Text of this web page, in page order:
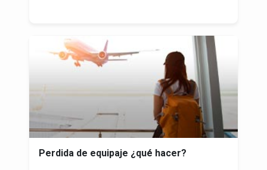
Perdida de equipaje ¿qué hacer?